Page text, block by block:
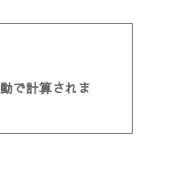
で計算されま